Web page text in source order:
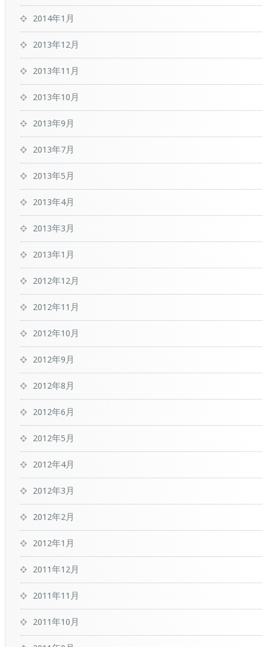
2014年1月
2013年12月
2013年11月
2013年10月
2013年9月
2013年7月
2013年5月
2013年4月
2013年3月
2013年1月
2012年12月
2012年11月
2012年10月
2012年9月
2012年8月
2012年6月
2012年5月
2012年4月
2012年3月
2012年2月
2012年1月
2011年12月
2011年11月
2011年10月